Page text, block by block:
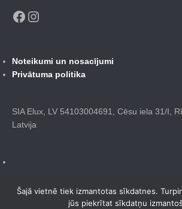
Facebook
Noteikumi un nosacījumi
Privātuma politika
SIA Elux, LV 54103004691, Cēsu iela 31/I,
Latvija
Šajā vietnē tiek izmantotas sīkdatnes.
jūs piekrītat sīkdatņu